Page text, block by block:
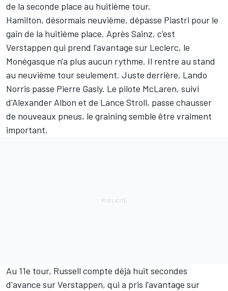
de la seconde place au huitième tour.
Hamilton, désormais neuvième, dépasse Piastri pour le
gain de la huitième place. Après Sainz, c'est
Verstappen qui prend l'avantage sur Leclerc, le
Monégasque n'a plus aucun rythme. Il rentre au stand
au neuvième tour seulement. Juste derrière, Lando
Norris passe Pierre Gasly. Le pilote McLaren, suivi
d'Alexander Albon et de Lance Stroll, passe chausser
de nouveaux pneus, le graining semble être vraiment
important.
Au 11e tour, Russell compte déjà huit secondes
d'avance sur Verstappen, qui a pris l'avantage sur